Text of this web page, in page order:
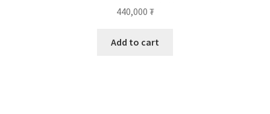
440,000 ₮
Add to cart